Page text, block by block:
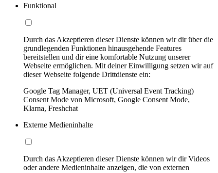
Funktional
Durch das Akzeptieren dieser Dienste können wir dir über die
grundlegenden Funktionen hinausgehende Features
bereitstellen und dir eine komfortable Nutzung unserer
Webseite ermöglichen. Mit deiner Einwilligung setzen wir auf
dieser Webseite folgende Drittdienste ein:
Google Tag Manager, UET (Universal Event Tracking)
Consent Mode von Microsoft, Google Consent Mode,
Klarna, Freshchat
Externe Medieninhalte
Durch das Akzeptieren dieser Dienste können wir dir Videos
oder andere Medieninhalte anzeigen, die von externen